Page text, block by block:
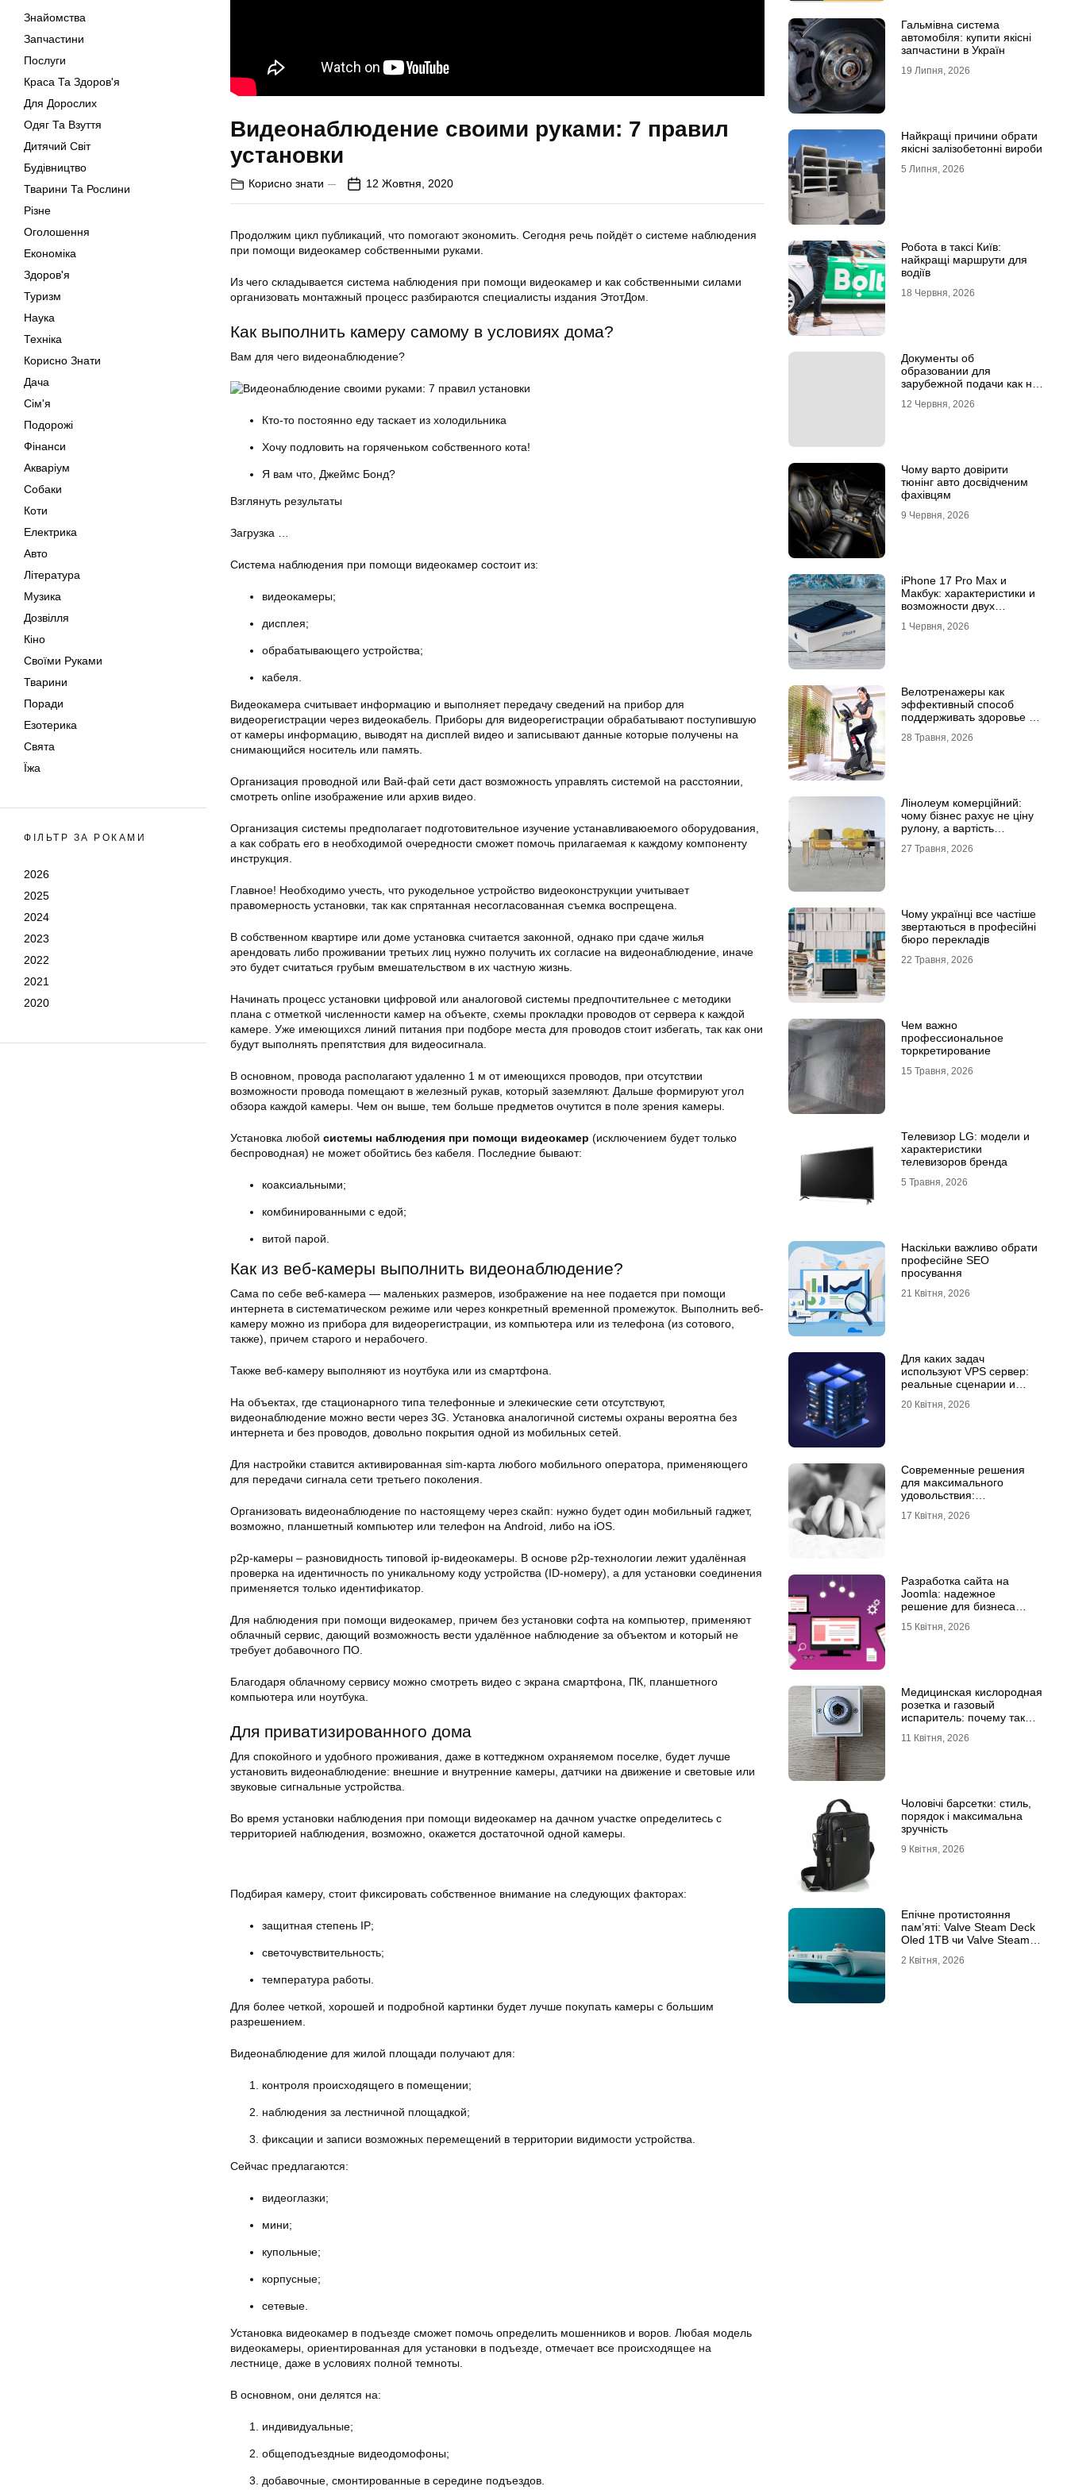
Знайомства
Запчастини
Послуги
Краса Та Здоров'я
Для Дорослих
Одяг Та Взуття
Дитячий Світ
Будівництво
Тварини Та Рослини
Різне
Оголошення
Економіка
Здоров'я
Туризм
Наука
Техніка
Корисно Знати
Дача
Сім'я
Подорожі
Фінанси
Акваріум
Собаки
Коти
Електрика
Авто
Література
Музика
Дозвілля
Кіно
Своїми Руками
Тварини
Поради
Езотерика
Свята
Їжа
ФІЛЬТР ЗА РОКАМИ
2026
2025
2024
2023
2022
2021
2020
Видеонаблюдение своими руками: 7 правил
установки
Корисно знати 12 Жовтня, 2020
Продолжим цикл публикаций, что помогают экономить. Сегодня речь пойдёт о системе наблюдения
при помощи видеокамер собственными руками.
Из чего складывается система наблюдения при помощи видеокамер и как собственными силами
организовать монтажный процесс разбираются специалисты издания ЭтотДом.
Как выполнить камеру самому в условиях дома?
Вам для чего видеонаблюдение?
Кто-то постоянно еду таскает из холодильника
Хочу подловить на горяченьком собственного кота!
Я вам что, Джеймс Бонд?
Взглянуть результаты
Загрузка …
Система наблюдения при помощи видеокамер состоит из:
видеокамеры;
дисплея;
обрабатывающего устройства;
кабеля.
Видеокамера считывает информацию и выполняет передачу сведений на прибор для
видеорегистрации через видеокабель. Приборы для видеорегистрации обрабатывают поступившую
от камеры информацию, выводят на дисплей видео и записывают данные которые получены на
снимающийся носитель или память.
Организация проводной или Вай-фай сети даст возможность управлять системой на расстоянии,
смотреть online изображение или архив видео.
Организация системы предполагает подготовительное изучение устанавливаюемого оборудования,
а как собрать его в необходимой очередности сможет помочь прилагаемая к каждому компоненту
инструкция.
Главное! Необходимо учесть, что рукодельное устройство видеоконструкции учитывает
правомерность установки, так как спрятанная несогласованная съемка воспрещена.
В собственном квартире или доме установка считается законной, однако при сдаче жилья
арендовать либо проживании третьих лиц нужно получить их согласие на видеонаблюдение, иначе
это будет считаться грубым вмешательством в их частную жизнь.
Начинать процесс установки цифровой или аналоговой системы предпочтительнее с методики
плана с отметкой численности камер на объекте, схемы прокладки проводов от сервера к каждой
камере. Уже имеющихся линий питания при подборе места для проводов стоит избегать, так как они
будут выполнять препятствия для видеосигнала.
В основном, провода располагают удаленно 1 м от имеющихся проводов, при отсутствии
возможности провода помещают в железный рукав, который заземляют. Дальше формируют угол
обзора каждой камеры. Чем он выше, тем больше предметов очутится в поле зрения камеры.
Установка любой системы наблюдения при помощи видеокамер (исключением будет только
беспроводная) не может обойтись без кабеля. Последние бывают:
коаксиальными;
комбинированными с едой;
витой парой.
Как из веб-камеры выполнить видеонаблюдение?
Сама по себе веб-камера — маленьких размеров, изображение на нее подается при помощи
интернета в систематическом режиме или через конкретный временной промежуток. Выполнить веб-
камеру можно из прибора для видеорегистрации, из компьютера или из телефона (из сотового,
также), причем старого и нерабочего.
Также веб-камеру выполняют из ноутбука или из смартфона.
На объектах, где стационарного типа телефонные и элекические сети отсутствуют,
видеонаблюдение можно вести через 3G. Установка аналогичной системы охраны вероятна без
интернета и без проводов, довольно покрытия одной из мобильных сетей.
Для настройки ставится активированная sim-карта любого мобильного оператора, применяющего
для передачи сигнала сети третьего поколения.
Организовать видеонаблюдение по настоящему через скайп: нужно будет один мобильный гаджет,
возможно, планшетный компьютер или телефон на Android, либо на iOS.
p2p-камеры – разновидность типовой ip-видеокамеры. В основе p2p-технологии лежит удалённая
проверка на идентичность по уникальному коду устройства (ID-номеру), а для установки соединения
применяется только идентификатор.
Для наблюдения при помощи видеокамер, причем без установки софта на компьютер, применяют
облачный сервис, дающий возможность вести удалённое наблюдение за объектом и который не
требует добавочного ПО.
Благодаря облачному сервису можно смотреть видео с экрана смартфона, ПК, планшетного
компьютера или ноутбука.
Для приватизированного дома
Для спокойного и удобного проживания, даже в коттеджном охраняемом поселке, будет лучше
установить видеонаблюдение: внешние и внутренние камеры, датчики на движение и световые или
звуковые сигнальные устройства.
Во время установки наблюдения при помощи видеокамер на дачном участке определитесь с
территорией наблюдения, возможно, окажется достаточной одной камеры.
Подбирая камеру, стоит фиксировать собственное внимание на следующих факторах:
защитная степень IP;
светочувствительность;
температура работы.
Для более четкой, хорошей и подробной картинки будет лучше покупать камеры с большим
разрешением.
Видеонаблюдение для жилой площади получают для:
контроля происходящего в помещении;
наблюдения за лестничной площадкой;
фиксации и записи возможных перемещений в территории видимости устройства.
Сейчас предлагаются:
видеоглазки;
мини;
купольные;
корпусные;
сетевые.
Установка видеокамер в подъезде сможет помочь определить мошенников и воров. Любая модель
видеокамеры, ориентированная для установки в подъезде, отмечает все происходящее на
лестнице, даже в условиях полной темноты.
В основном, они делятся на:
индивидуальные;
общеподъездные видеодомофоны;
добавочные, смонтированные в середине подъездов.
Гальмівна система
автомобіля: купити якісні
запчастини в Україн
19 Липня, 2026
Найкращі причини обрати
якісні залізобетонні вироби
5 Липня, 2026
Робота в таксі Київ:
найкращі маршрути для
водіїв
18 Червня, 2026
Документы об
образовании для
зарубежной подачи как не
апостиле
12 Червня, 2026
Чому варто довірити
тюнінг авто досвідченим
фахівцям
9 Червня, 2026
iPhone 17 Pro Max и
Макбук: характеристики и
возможности двух
1 Червня, 2026
Велотренажеры как
эффективный способ
поддерживать здоровье и
28 Травня, 2026
Лінолеум комерційний:
чому бізнес рахує не ціну
рулону, а вартість
27 Травня, 2026
Чому українці все частіше
звертаються в професійні
бюро перекладів
22 Травня, 2026
Чем важно
профессиональное
торкретирование
15 Травня, 2026
Телевизор LG: модели и
характеристики
телевизоров бренда
5 Травня, 2026
Наскільки важливо обрати
професійне SEO
просування
21 Квітня, 2026
Для каких задач
используют VPS сервер:
реальные сценарии и
20 Квітня, 2026
Современные решения
для максимального
удовольствия:
и Womanizer для женщин
17 Квітня, 2026
Разработка сайта на
Joomla: надежное
решение для бизнеса
15 Квітня, 2026
Медицинская кислородная
розетка и газовый
испаритель: почему так
качественное
11 Квітня, 2026
Чоловічі барсетки: стиль,
порядок і максимальна
зручність
9 Квітня, 2026
Епічне протистояння
пам’яті: Valve Steam Deck
Oled 1TB чи Valve Steam
2 Квітня, 2026